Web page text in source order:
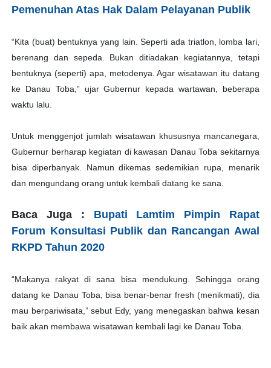
Pemenuhan Atas Hak Dalam Pelayanan Publik
“Kita (buat) bentuknya yang lain. Seperti ada triatlon, lomba lari,
berenang dan sepeda. Bukan ditiadakan kegiatannya, tetapi
bentuknya (seperti) apa, metodenya. Agar wisatawan itu datang
ke Danau Toba,” ujar Gubernur kepada wartawan, beberapa
waktu lalu.
Untuk menggenjot jumlah wisatawan khususnya mancanegara,
Gubernur berharap kegiatan di kawasan Danau Toba sekitarnya
bisa diperbanyak. Namun dikemas sedemikian rupa, menarik
dan mengundang orang untuk kembali datang ke sana.
Baca Juga : Bupati Lamtim Pimpin Rapat
Forum Konsultasi Publik dan Rancangan Awal
RKPD Tahun 2020
“Makanya rakyat di sana bisa mendukung. Sehingga orang
datang ke Danau Toba, bisa benar-benar fresh (menikmati), dia
mau berpariwisata,” sebut Edy, yang menegaskan bahwa kesan
baik akan membawa wisatawan kembali lagi ke Danau Toba.